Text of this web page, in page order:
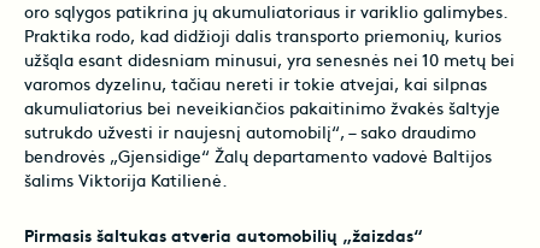
oro sąlygos patikrina jų akumuliatoriaus ir variklio galimybes.
Praktika rodo, kad didžioji dalis transporto priemonių, kurios
užšąla esant didesniam minusui, yra senesnės nei 10 metų bei
varomos dyzelinu, tačiau nereti ir tokie atvejai, kai silpnas
akumuliatorius bei neveikiančios pakaitinimo žvakės šaltyje
sutrukdo užvesti ir naujesnį automobilį“, – sako draudimo
bendrovės „Gjensidige“ Žalų departamento vadovė Baltijos
šalims Viktorija Katilienė.
Pirmasis šaltukas atveria automobilių „žaizdas“